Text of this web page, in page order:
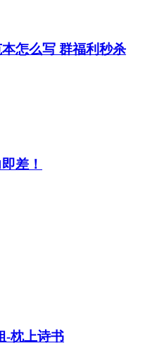
怎么写 群福利秒杀
差！
-枕上诗书